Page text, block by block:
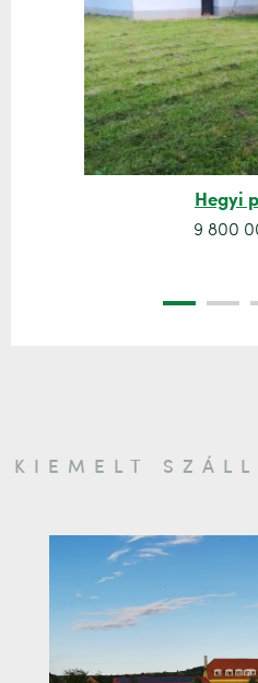
Hegyi
9 800
KIEMELT